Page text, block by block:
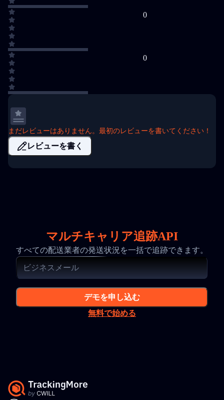
0
0
まだレビューはありません。最初のレビューを書いてください！
レビューを書く
マルチキャリア追跡API
すべての配送業者の発送状況を一括で追跡できます。
デモを申し込む
無料で始める